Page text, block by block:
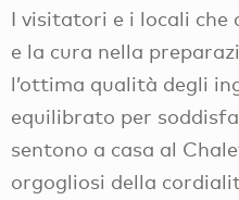
I visitatori e i locali che
e la cura nella
l’ottima qualità degli
equilibrato per
sentono a casa al
orgogliosi della